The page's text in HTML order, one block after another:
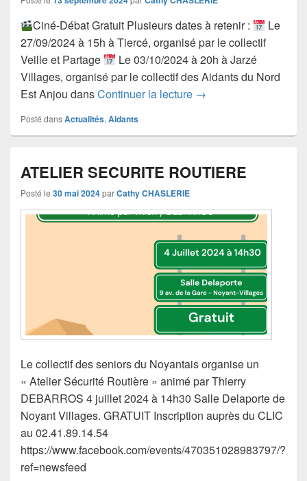
Ciné-Débat Gratuit Plusieurs dates à retenir :
Le
27/09/2024 à 15h à Tiercé, organisé par le collectif
Veille et Partage
Le 03/10/2024 à 20h à Jarzé
Villages, organisé par le collectif des Aidants du Nord
Est Anjou dansContinuer la lecture « LA PROMESSE DE
→
Posté dansActualités, Aidants
ATELIER SECURITE ROUTIERE
Posté le 30 mai 2024parCathy CHASLERIE
Le collectif des seniors du Noyantais organise un
« Atelier Sécurité Routière » animé par Thierry
DEBARROS 4 juillet 2024 à 14h30 Salle Delaporte de
Noyant Villages. GRATUIT Inscription auprès du CLIC
au 02.41.89.14.54
https://www.facebook.com/events/470351028983797/?
ref=newsfeed